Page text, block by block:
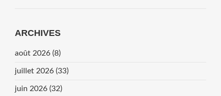
ARCHIVES
août 2026 (8)
juillet 2026 (33)
juin 2026 (32)